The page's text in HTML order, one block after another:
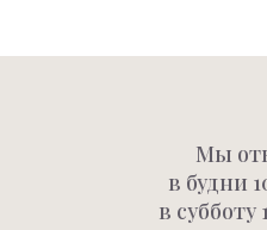
Мы
в будни
в субботу